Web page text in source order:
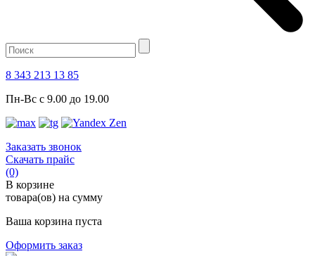
8 343 213 13 85
Пн-Вс с 9.00 до 19.00
Заказать звонок
Скачать прайс
(0)
В корзине
товара(ов) на сумму
Ваша корзина пуста
Оформить заказ